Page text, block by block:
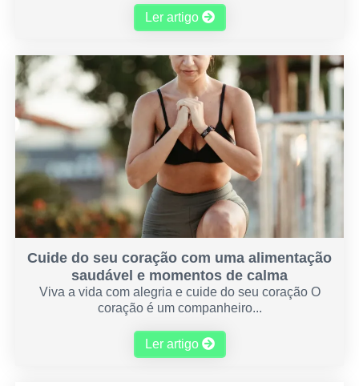
Ler artigo
Cuide do seu coração com uma alimentação
saudável e momentos de calma
Viva a vida com alegria e cuide do seu coração O
coração é um companheiro...
Ler artigo